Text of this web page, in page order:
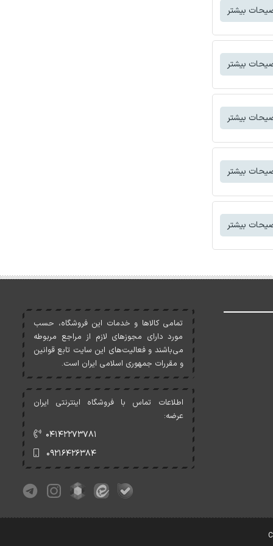
بیشتر
بیشتر
بیشتر
بیشتر
بیشتر
تمامی کالاها و خدمات اين فروشگاه، حسب
مورد دارای مجوزهای لازم از مراجع مربوطه
می‌باشند و فعاليت‌های اين سايت تابع قوانين
و مقررات جمهوری اسلامی ايران است.
اطلاعات تماس با فروشگاه اینترنتی ایران
عرضه:
۰۴۱۴۲۲۷۳۷۸۱
۰۹۲۱۶۴۲۶۳۸۴